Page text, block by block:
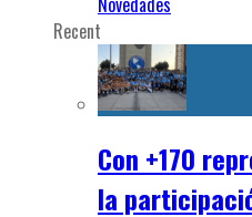
Recent
Con +170
la